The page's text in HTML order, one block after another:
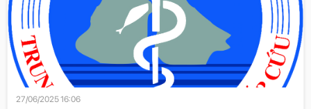
27/06/2025 16:06